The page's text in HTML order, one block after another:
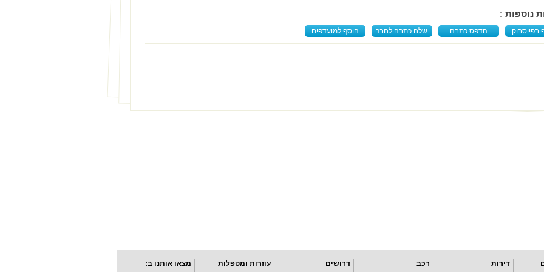
נוספות :
בפייסבוק הדפס כתבה שלח כתבה לחבר הוסף למועדפים
דירות רכב דרושים עוזרות ומטפלות מצאו אותנו ב: